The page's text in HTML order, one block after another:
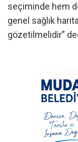
seçiminde hem
genel sağlık
gözetilmelidir”